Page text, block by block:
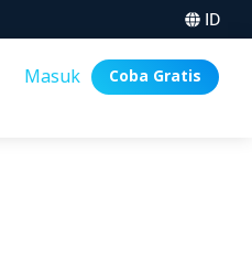
ID
Masuk Coba Gratis